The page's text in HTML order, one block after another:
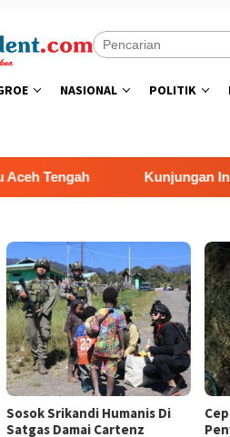
NASIONAL POLITIK
Tengah Kunjungan Ini
Sosok Srikandi Humanis Di
Satgas Damai Cartenz